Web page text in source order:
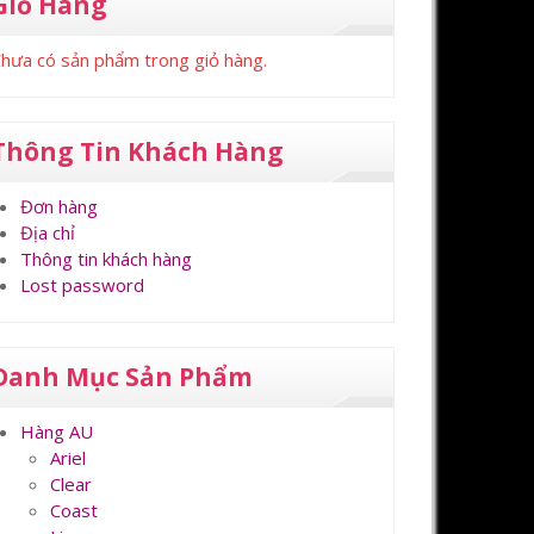
có sản phẩm trong giỏ hàng.
Tin Khách Hàng
Đơn hàng
Địa chỉ
Thông tin khách hàng
Lost password
Mục Sản Phẩm
Hàng AU
Ariel
Clear
Coast